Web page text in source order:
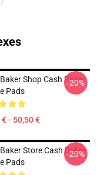
Shop Cash Baker
Pads
- 50,50 €
-20%
Store Cash Baker
Pads
-20%